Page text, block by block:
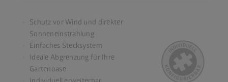
Schutz vor Wind und direkter
Sonneneinstrahlung
Einfaches Stecksystem
Ideale Abgrenzung für Ihre
Gartenoase